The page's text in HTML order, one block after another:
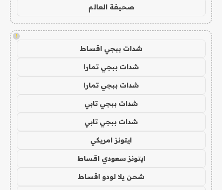
صحيفة العالم
!
شدات ببجي اقساط
شدات ببجي تمارا
شدات ببجي تمارا
شدات ببجي تابي
شدات ببجي تابي
ايتونز امريكي
ايتونز سعودي اقساط
شحن يلا لودو اقساط